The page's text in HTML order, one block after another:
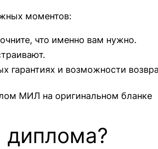
моментов:
что именно вам нужно.
гарантиях и возможности
диплома?